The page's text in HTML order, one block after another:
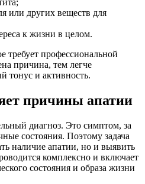
или других веществ для
к жизни в целом.
требует профессиональной
причина, тем легче
тонус и активность.
причины апатии
диагноз. Это симптом, за
состояния. Поэтому задача
наличие апатии, но и выявить
комплексно и включает
состояния и образа жизни